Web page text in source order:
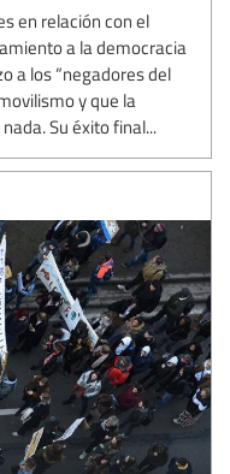
en relación con el
a la democracia
a los “negadores del
y que la
Su éxito final...